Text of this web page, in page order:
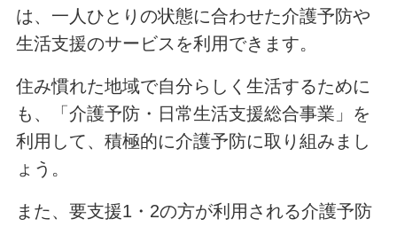
は、一人ひとりの状態に合わせた介護予防や
生活支援のサービスを利用できます。
住み慣れた地域で自分らしく生活するために
も、「介護予防・日常生活支援総合事業」を
利用して、積極的に介護予防に取り組みまし
ょう。
また、要支援1・2の方が利用される介護予防